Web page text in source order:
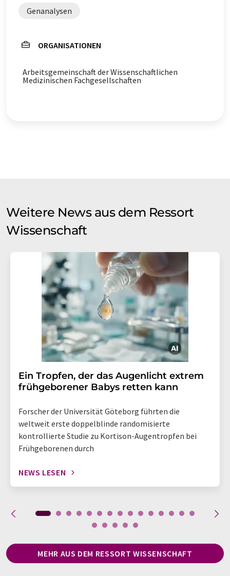
Genanalysen
ORGANISATIONEN
Arbeitsgemeinschaft der Wissenschaftlichen
Medizinischen Fachgesellschaften
Weitere News aus dem Ressort
Wissenschaft
Ein Tropfen, der das Augenlicht extrem
frühgeborener Babys retten kann
Forscher der Universität Göteborg führten die
weltweit erste doppelblinde randomisierte
kontrollierte Studie zu Kortison-Augentropfen bei
Frühgeborenen durch
NEWS LESEN
MEHR AUS DEM RESSORT WISSENSCHAFT